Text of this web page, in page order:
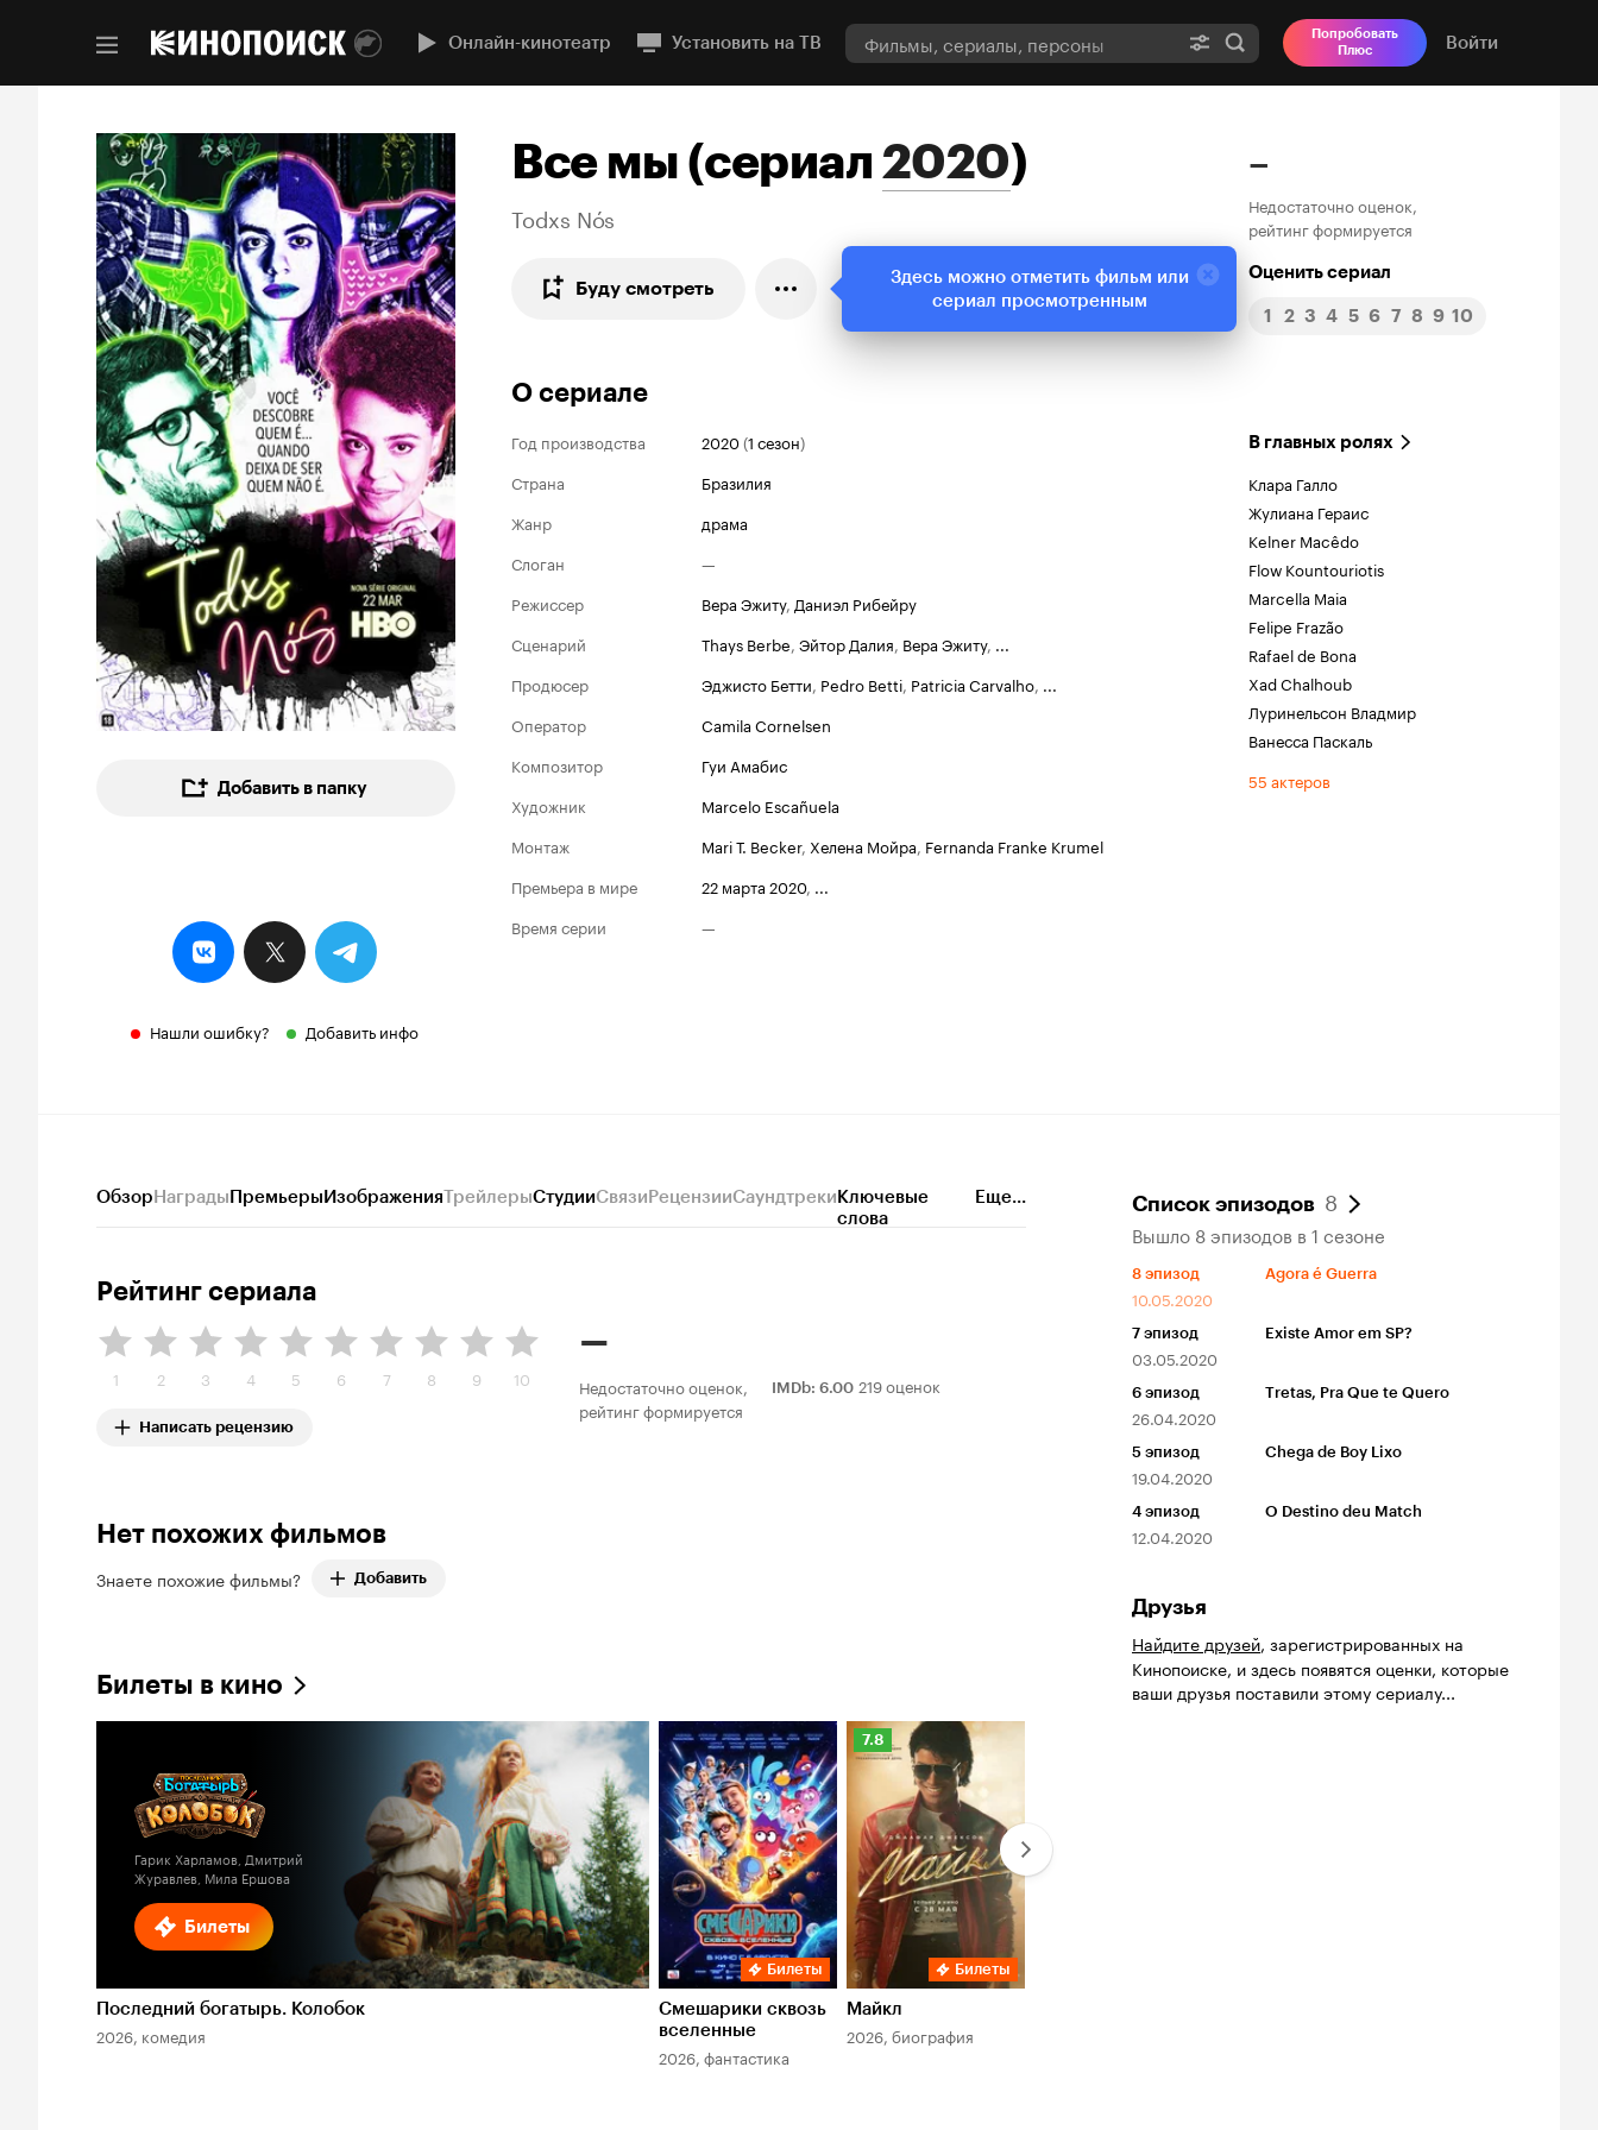
Онлайн-кинотеатр Установить на ТВ
Попробовать
Плюс
Войти
Добавить в папку
Нашли ошибку? Добавить инфо
Все мы(сериал2020)
Todxs Nós
Буду смотреть
–
Недостаточно оценок,
рейтинг формируется
Оценить сериал
1 2 3 4 5 6 7 8 9 10
О сериале
Год производства 2020(1 сезон)
Страна
Бразилия
Жанр
драма
Слоган
—
Режиссер
Вера Эжиту, Даниэл Рибейру
Сценарий
Thays Berbe, Эйтор Далия, Вера Эжиту, ...
Продюсер
Эджисто Бетти, Pedro Betti, Patricia Carvalho, ...
Оператор
Camila Cornelsen
Композитор
Гуи Амабис
Художник
Marcelo Escañuela
Монтаж
Mari T. Becker, Хелена Мойра, Fernanda Franke Krumel
Премьера в мире
22 марта 2020, ...
Время серии
—
В главных ролях
Клара Галло
Жулиана Гераис
Kelner Macêdo
Flow Kountouriotis
Marcella Maia
Felipe Frazão
Rafael de Bona
Xad Chalhoub
Луринельсон Владмир
Ванесса Паскаль
55 актеров
Обзор Награды Премьеры ИзображенияТрейлерыСтудииСвязи РецензииСаундтреки Ключевые
слова
Еще...
Рейтинг сериала
1 2 3 4 5 6 7 8 9 10
Написать рецензию
–
Недостаточно оценок,
рейтинг формируется
IMDb: 6.00 219 оценок
Нет похожих фильмов
Знаете похожие фильмы? Добавить
Билеты в кино
Билеты
Гарик Харламов, Дмитрий
Журавлев, Мила Ершова
Последний богатырь. Колобок
2026, комедия
Билеты
Смешарики сквозь
вселенные
2026, фантастика
Рейтинг
Кинопоиска
7.8
Билеты
Майкл
2026, биография
Список эпизодов 8
Вышло 8 эпизодов в 1 сезоне
8 эпизод
10.05.2020
Agora é Guerra
7 эпизод
03.05.2020
Existe Amor em SP?
6 эпизод
26.04.2020
Tretas, Pra Que te Quero
5 эпизод
19.04.2020
Chega de Boy Lixo
4 эпизод
12.04.2020
O Destino deu Match
Друзья
Найдите друзей, зарегистрированных на
Кинопоиске, и здесь появятся оценки, которые
ваши друзья поставили этому сериалу...
Здесь можно отметить фильм или
сериал просмотренным